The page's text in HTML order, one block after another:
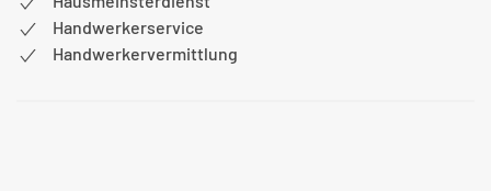
Handwerkerservice
Handwerkervermittlung